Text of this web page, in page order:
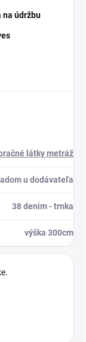
na údržbu
látky metráž
u dodávateľa
38 denim - trnka
výška 300cm